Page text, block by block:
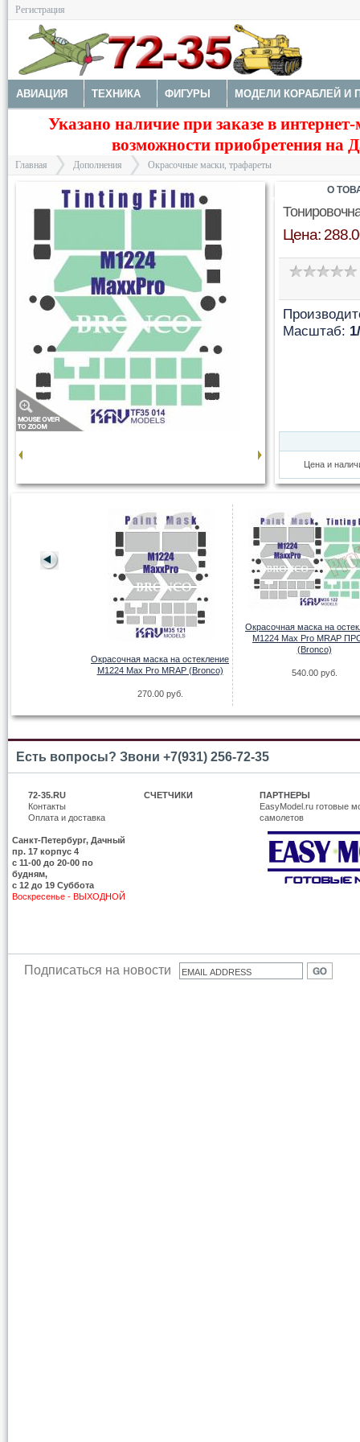
Регистрация
АВИАЦИЯ ТЕХНИКА ФИГУРЫ МОДЕЛИ КОРАБЛЕЙ И
ДОПОЛНЕНИЯ ДЕКАЛИ КОЛЕСА НАБОРЫ
КРАСКИ И ИНСТРУМЕНТЫ
Указано наличие при заказе в
возможности приобретения на
Главная Дополнения
>
Окрасочные маски, трафареты
Цена:
Масштаб:
Цена и
О
Окрасочная маска на остекление
М1224 Max Pro MRAP (Bronco)
270.00 руб.
Окрасочная маска на
М1224 Max Pro MRAP
(Bronco)
540.00 руб.
Есть вопросы? Звони +7(931) 256-72-35
72-35.RU
Контакты
Оплата и доставка
Санкт-Петербург, Дачный
пр. 17 корпус 4
c 11-00 до 20-00 по
будням,
с 12 до 19 Суббота
Воскресенье - ВЫХОДНОЙ
СЧЕТЧИКИ
ПАРТНЕРЫ
EasyModel.ru готовые
самолетов
Подписаться на новости